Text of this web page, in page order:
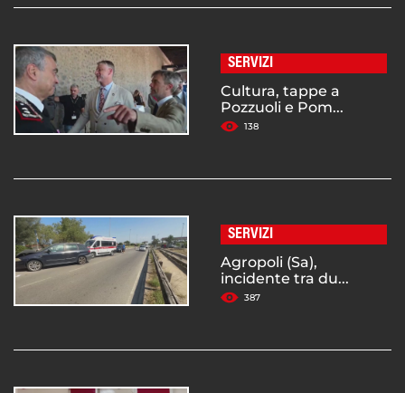
SERVIZI
Cultura, tappe a
Pozzuoli e Pom...
138
SERVIZI
Agropoli (Sa),
incidente tra du...
387